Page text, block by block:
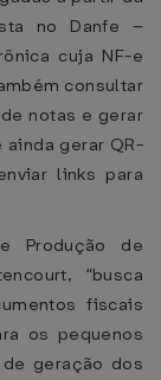
no Danfe –
cuja NF-e
consultar
notas e gerar
ainda gerar QR-
links para
Produção de
“busca
fiscais
os pequenos
geração dos